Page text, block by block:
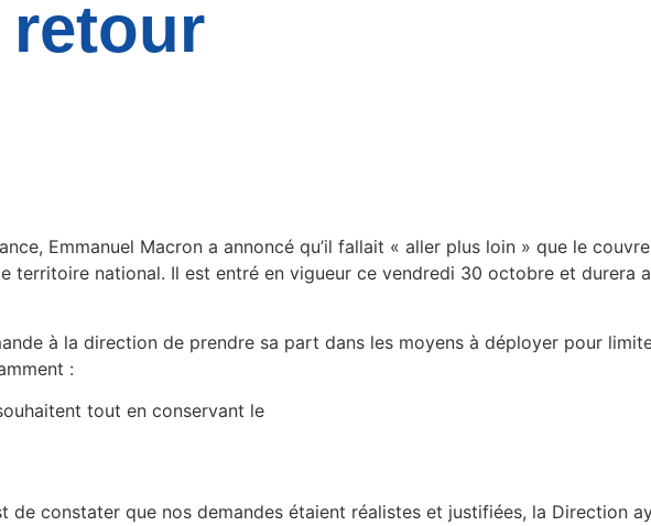
retour
Emmanuel Macron a annoncé qu’il fallait « aller plus loin » que le
territoire national. Il est entré en vigueur ce vendredi 30 octobre et durera
à la direction de prendre sa part dans les moyens à déployer pour
:
tout en conservant le
constater que nos demandes étaient réalistes et justifiées, la Direction